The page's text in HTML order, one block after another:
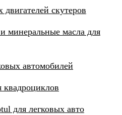
скутеров
минеральные масла для
автомобилей
для легковых авто